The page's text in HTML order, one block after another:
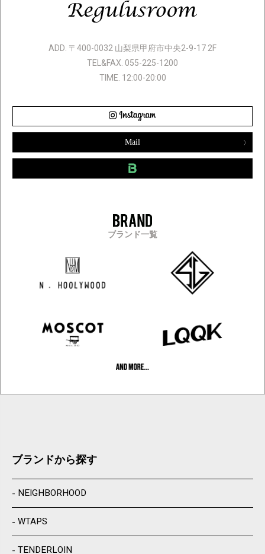
ADD. 〒400-0032 山梨県甲府市中央2-9-17 2F
TEL&FAX. 055-225-1200
TIME. 12:00-20:00
Mail
ブランド一覧
ブランドから探す
NEIGHBORHOOD
WTAPS
TENDERLOIN